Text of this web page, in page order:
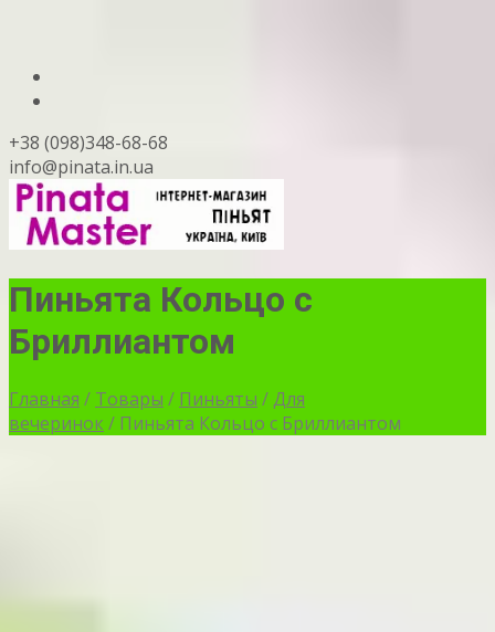
+38 (098)348-68-68
info@pinata.in.ua
Пиньята Кольцо с
Бриллиантом
Главная / Товары / Пиньяты /Для
вечеринок / Пиньята Кольцо с Бриллиантом